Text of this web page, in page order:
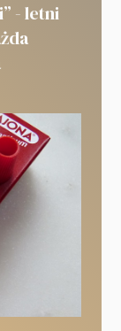
- letni